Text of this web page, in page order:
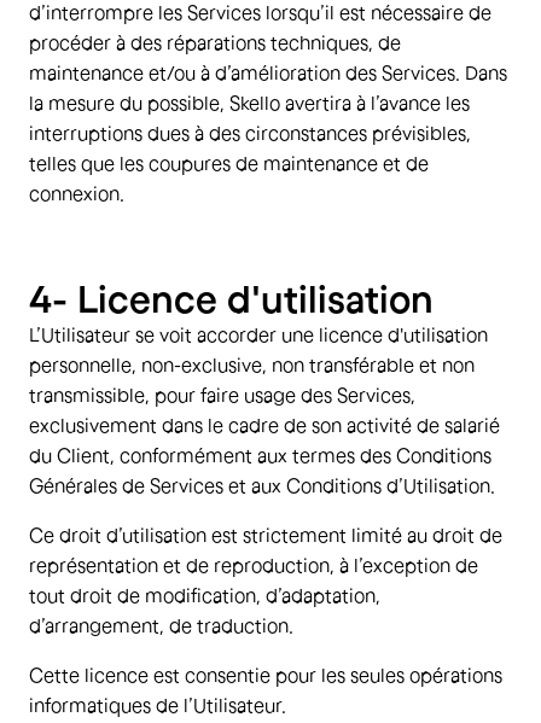
d’interrompre les Services lorsqu’il est nécessaire de
procéder à des réparations techniques, de
maintenance et/ou à d’amélioration des Services. Dans
la mesure du possible, Skello avertira à l’avance les
interruptions dues à des circonstances prévisibles,
telles que les coupures de maintenance et de
connexion.
4- Licence d'utilisation
L’Utilisateur se voit accorder une licence d'utilisation
personnelle, non-exclusive, non transférable et non
transmissible, pour faire usage des Services,
exclusivement dans le cadre de son activité de salarié
du Client, conformément aux termes des Conditions
Générales de Services et aux Conditions d’Utilisation.
Ce droit d’utilisation est strictement limité au droit de
représentation et de reproduction, à l’exception de
tout droit de modification, d’adaptation,
d’arrangement, de traduction.
Cette licence est consentie pour les seules opérations
informatiques de l’Utilisateur.